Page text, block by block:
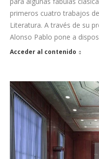
primeros cuatro trabajos
Literatura. A través de su
Alonso Pablo pone a
Acceder al contenido